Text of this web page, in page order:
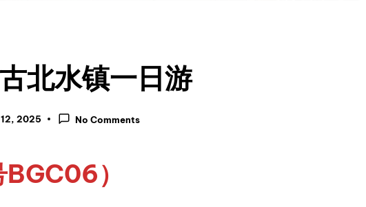
北水镇一日游
2025 No Comments
）